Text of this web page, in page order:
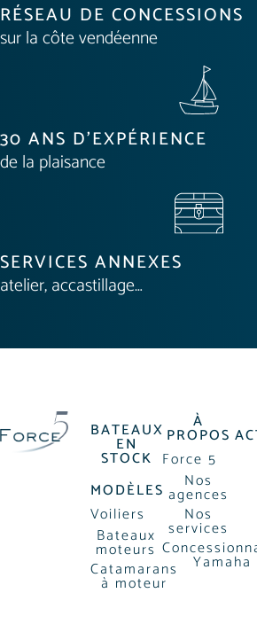
RÉSEAU DE CONCESSIONS
sur la côte vendéenne
30 ANS D'EXPÉRIENCE
de la plaisance
SERVICES ANNEXES
atelier, accastillage…
BATEAUX
EN
STOCK
MODÈLES
Voiliers
Bateaux
moteurs
Catamarans
à moteur
À
PROPOS
Force 5
Nos
agences
Nos
services
Yamaha